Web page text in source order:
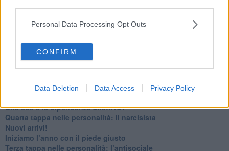
Personal Data Processing Opt Outs
CONFIRM
Data Deletion Data Access Privacy Policy
​Parole d’amore regalate al vento
​Essere genitori di un adolescente
​Saper pazientare
​Giornata del Fiocchetto Lilla
​Venerdì emozionalmente sostenibile
Contornati di persone che…
Che cos’è la dipendenza affettiva?
Quarta tappa nelle personalità: il narcisista
​Nuovi arrivi!
​Iniziamo l’anno con il piede giusto
​Terza tappa nelle personalità: l’antisociale